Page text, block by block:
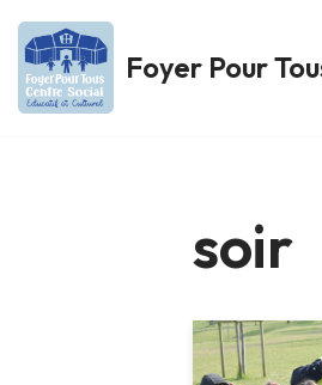
Aller
au
Foyer Pour
soir